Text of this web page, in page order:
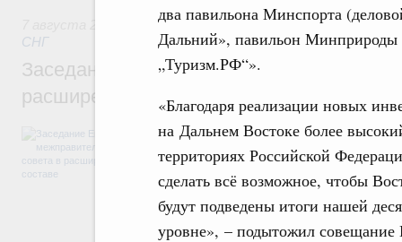
два павильона Минспорта
Дальний», павильон
„Туризм.РФ“».
«Благодаря реализации новых
на Дальнем Востоке более
территориях Российской
сделать всё возможное, чтобы
будут подведены итоги нашей
уровне», – подытожил
Евразийский экономический союз.
СНГ
Заседание Евразийского
расширенном составе
В повестке заседания актуальные задачи
числе совершенствование кооперации в
регулирования и администрирования,
обеспечение продовольственной
рынка.